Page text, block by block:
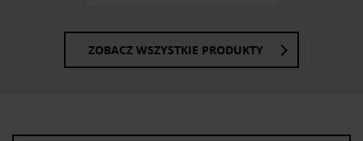
ZOBACZ WSZYSTKIE PRODUKTY